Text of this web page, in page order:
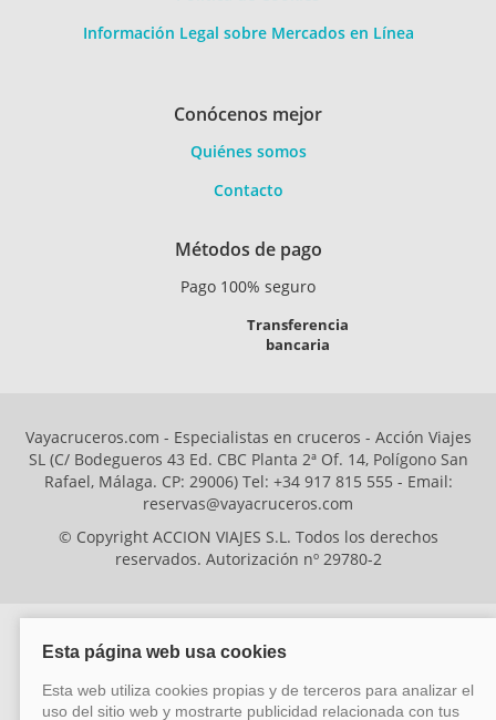
Información Legal sobre Mercados en Línea
Conócenos mejor
Quiénes somos
Contacto
Métodos de pago
Pago 100% seguro
Transferencia
bancaria
Vayacruceros.com - Especialistas en cruceros - Acción Viajes
SL (C/ Bodegueros 43 Ed. CBC Planta 2ª Of. 14, Polígono San
Rafael, Málaga. CP: 29006) Tel: +34 917 815 555 - Email:
reservas@vayacruceros.com
© Copyright ACCION VIAJES S.L. Todos los derechos
reservados. Autorización nº 29780-2